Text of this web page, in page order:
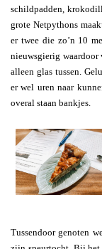
schildpadden,
grote Netpythons
er twee die zo’n 10
nieuwsgierig
alleen glas tussen.
er wel uren naar
overal staan bankjes.
Tussendoor genoten